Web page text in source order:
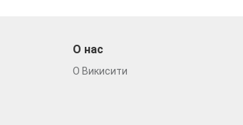
О нас
О Викисити